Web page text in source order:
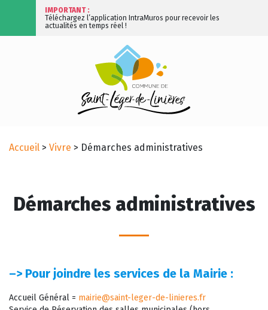
IMPORTANT :
Téléchargez l’application IntraMuros pour recevoir les
actualités en temps réel !
Accueil > Vivre > Démarches administratives
Démarches administratives
–> Pour joindre les services de la Mairie :
Accueil Général = mairie@saint-leger-de-linieres.fr